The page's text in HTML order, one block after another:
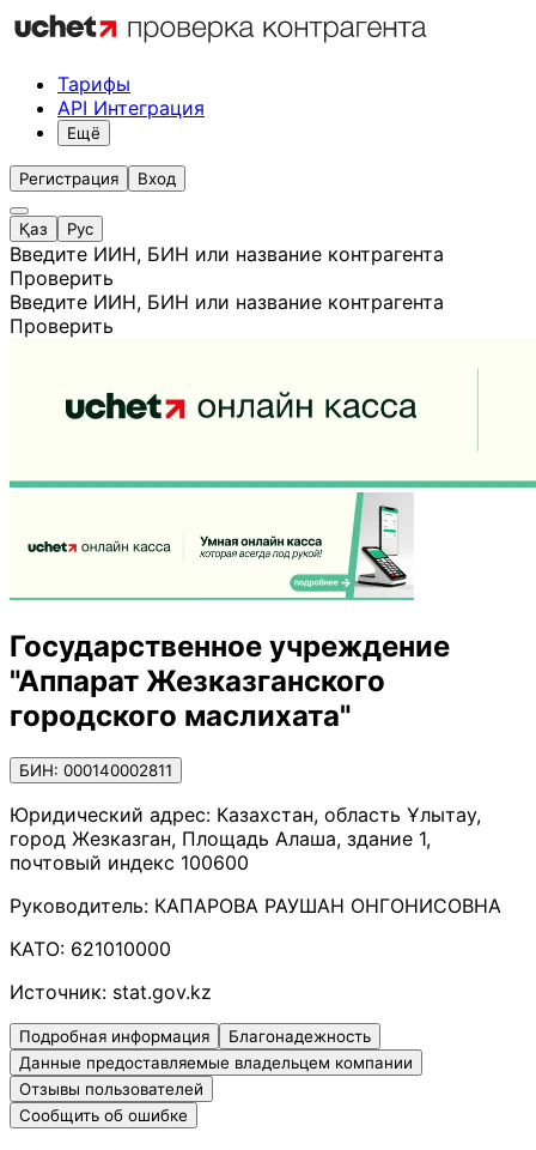
Тарифы
API Интеграция
Ещё
Регистрация Вход
Қаз Рус
Введите ИИН, БИН или название контрагента
Проверить
Введите ИИН, БИН или название контрагента
Проверить
Государственное учреждение
"Аппарат Жезказганского
городского маслихата"
БИН: 000140002811
Юридический адрес: Казахстан, область Ұлытау,
город Жезказган, Площадь Алаша, здание 1,
почтовый индекс 100600
Руководитель: КАПАРОВА РАУШАН ОНГОНИСОВНА
КАТО: 621010000
Источник: stat.gov.kz
Подробная информация
Благонадежность
Данные предоставляемые владельцем компании
Отзывы пользователей
Сообщить об ошибке